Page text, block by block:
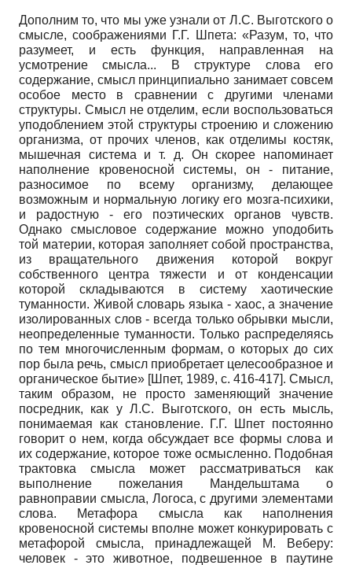
Дополним то, что мы уже узнали от Л.С. Выготского о
смысле, соображениями Г.Г. Шпета: «Разум, то, что
разумеет, и есть функция, направленная на
усмотрение смысла... В структуре слова его
содержание, смысл принципиально занимает совсем
особое место в сравнении с другими членами
структуры. Смысл не отделим, если воспользоваться
уподоблением этой структуры строению и сложению
организма, от прочих членов, как отделимы костяк,
мышечная система и т. д. Он скорее напоминает
наполнение кровеносной системы, он - питание,
разносимое по всему организму, делающее
возможным и нормальную логику его мозга-психики,
и радостную - его поэтических органов чувств.
Однако смысловое содержание можно уподобить
той материи, которая заполняет собой пространства,
из вращательного движения которой вокруг
собственного центра тяжести и от конденсации
которой складываются в систему хаотические
туманности. Живой словарь языка - хаос, а значение
изолированных слов - всегда только обрывки мысли,
неопределенные туманности. Только распределяясь
по тем многочисленным формам, о которых до сих
пор была речь, смысл приобретает целесообразное и
органическое бытие» [Шпет, 1989, с. 416-417]. Смысл,
таким образом, не просто заменяющий значение
посредник, как у Л.С. Выготского, он есть мысль,
понимаемая как становление. Г.Г. Шпет постоянно
говорит о нем, когда обсуждает все формы слова и
их содержание, которое тоже осмысленно. Подобная
трактовка смысла может рассматриваться как
выполнение пожелания Мандельштама о
равноправии смысла, Логоса, с другими элементами
слова. Метафора смысла как наполнения
кровеносной системы вполне может конкурировать с
метафорой смысла, принадлежащей М. Веберу:
человек - это животное, подвешенное в паутине